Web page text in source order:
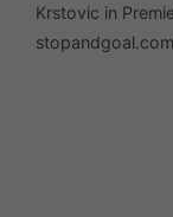
Krstovic in
stopandgoal.com